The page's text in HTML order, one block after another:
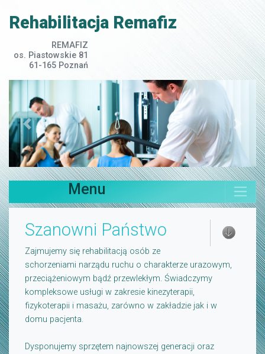
Rehabilitacja Remafiz
REMAFIZ
os. Piastowskie 81
61-165 Poznań
Poprzedni
Menu
Szanowni Państwo
Zajmujemy się rehabilitacją osób ze
schorzeniami narządu ruchu o charakterze urazowym,
przeciążeniowym bądź przewlekłym. Świadczymy
kompleksowe usługi w zakresie kinezyterapii,
fizykoterapii i masażu, zarówno w zakładzie jak i w
domu pacjenta.
Dysponujemy sprzętem najnowszej generacji oraz